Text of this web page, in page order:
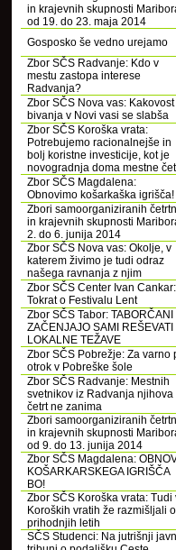
in krajevnih skupnosti
od 19. do 23. maja 2014
Gosposko še vedno urejamo
Zbor SČS Radvanje: Kdo v
mestu zastopa interese
Radvanja?
Zbor SČS Nova vas: Kakovost
bivanja v Novi vasi se slabša
Zbor SČS Koroška vrata:
Potrebujemo racionalnejše in
bolj koristne investicije, kot je
novogradnja doma mestne
Zbor SČS Magdalena:
Obnovimo košarkaška igrišča!
Zbori samoorganiziranih
in krajevnih skupnosti
2. do 6. junija 2014
Zbor SČS Nova vas: Okolje, v
katerem živimo je tudi odraz
našega ravnanja z njim
Zbor SČS Center Ivan Cankar:
Tokrat o Festivalu Lent
Zbor SČS Tabor: TABORČANI
ZAČENJAJO SAMI REŠEVATI
LOKALNE TEŽAVE
Zbor SČS Pobrežje: Za varno
otrok v Pobreške šole
Zbor SČS Radvanje: Mestnih
svetnikov iz Radvanja njihova
četrt ne zanima
Zbori samoorganiziranih
in krajevnih skupnosti
od 9. do 13. junija 2014
Zbor SČS Magdalena:
KOŠARKARSKEGA IGRIŠČA
BO!
Zbor SČS Koroška vrata: Tudi
Koroških vratih že razmišljali o
prihodnjih letih
SČS Studenci: Na jutrišnji